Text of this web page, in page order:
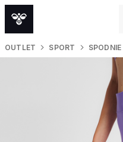
OUTLET SPORT SPODNIE